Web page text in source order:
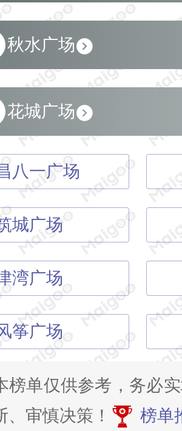
秋水广场
花城广场
八一广场
城广场
湾广场
筝广场
榜单仅供参考，务必
、审慎决策！
榜单